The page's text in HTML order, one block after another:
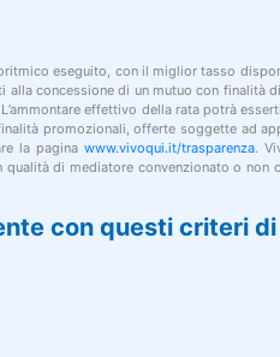
con questi criteri
eseguito, con il miglior tasso
concessione di un mutuo con finalità
effettivo della rata potrà
promozionali, offerte soggette ad
la paginawww.vivoqui.it/trasparenza.
qualità di mediatore convenzionato o